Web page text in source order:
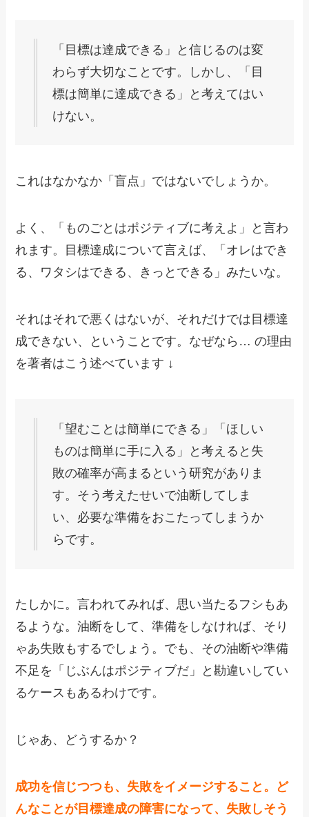
「目標は達成できる」と信じるのは変
わらず大切なことです。しかし、「目
標は簡単に達成できる」と考えてはい
けない。
これはなかなか「盲点」ではないでしょうか。
よく、「ものごとはポジティブに考えよ」と言わ
れます。目標達成について言えば、「オレはでき
る、ワタシはできる、きっとできる」みたいな。
それはそれで悪くはないが、それだけでは目標達
成できない、ということです。なぜなら… の理由
を著者はこう述べています ↓
「望むことは簡単にできる」「ほしい
ものは簡単に手に入る」と考えると失
敗の確率が高まるという研究がありま
す。そう考えたせいで油断してしま
い、必要な準備をおこたってしまうか
らです。
たしかに。言われてみれば、思い当たるフシもあ
るような。油断をして、準備をしなければ、そり
ゃあ失敗もするでしょう。でも、その油断や準備
不足を「じぶんはポジティブだ」と勘違いしてい
るケースもあるわけです。
じゃあ、どうするか？
成功を信じつつも、失敗をイメージすること。ど
んなことが目標達成の障害になって、失敗しそう